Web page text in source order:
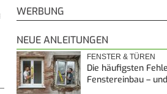
WERBUNG
NEUE ANLEITUNGEN
FENSTER & TÜREN
Die häufigsten
Fenstereinbau –